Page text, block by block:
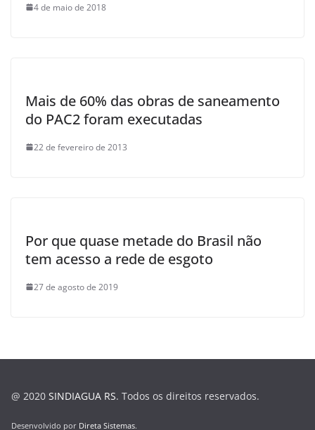
4 de maio de 2018
Mais de 60% das obras de saneamento
do PAC2 foram executadas
22 de fevereiro de 2013
Por que quase metade do Brasil não
tem acesso a rede de esgoto
27 de agosto de 2019
@ 2020 SINDIAGUA RS. Todos os direitos reservados.
Desenvolvido por Direta Sistemas.